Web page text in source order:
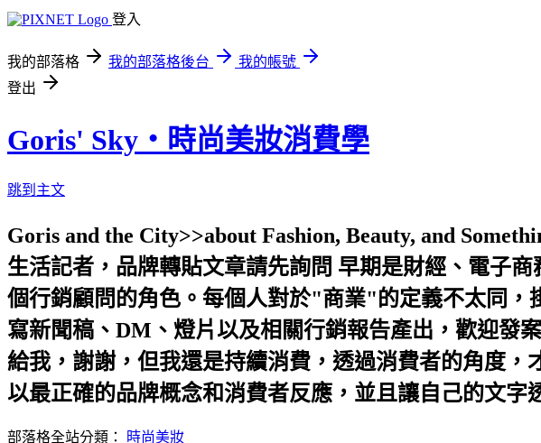
登入
我的部落格 我的部落格後台
我的帳號
登出
Goris' Sky‧時尚美妝消費學
跳到主文
Goris and the City>>about Fashion, Beauty, and
生活記者，品牌轉貼文章請先詢問 早期是財經、電子
個行銷顧問的角色。每個人對於"商業"的定義不太同
寫新聞稿、DM、燈片以及相關行銷報告產出，歡迎發
給我，謝謝，但我還是持續消費，透過消費者的角度
以最正確的品牌概念和消費者反應，並且讓自己的文字
部落格全站分類： 時尚美妝